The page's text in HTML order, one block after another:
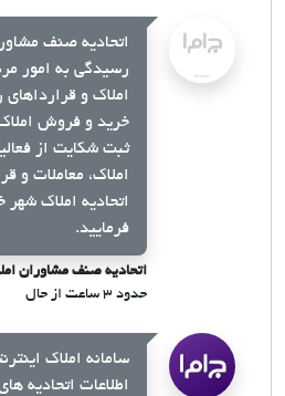
اتحادیه صنف
رسیدگی به امور
املاک و قرارداهای
خرید و فروش
ثبت شکایت از
املاک، معاملات و
اتحادیه املاک شهر
فرمایید.
اتحادیه صنف مشاوران
حدود ۳ ساعت از حال
سامانه املاک
اطلاعات اتحادیه